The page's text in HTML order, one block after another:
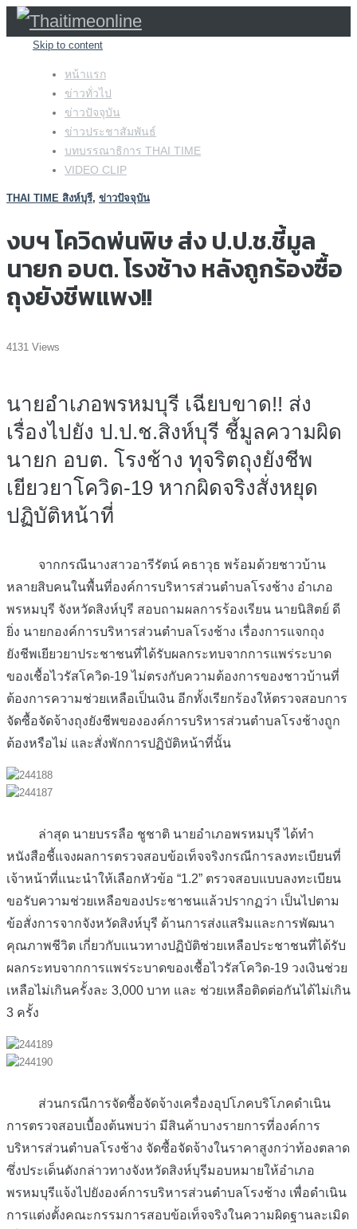
Skip to content
หน้าแรก
ข่าวทั่วไป
ข่าวปัจจุบัน
ข่าวประชาสัมพันธ์
บทบรรณาธิการ THAI TIME
VIDEO CLIP
THAI TIME สิงห์บุรี, ข่าวปัจจุบัน
งบฯ โควิดพ่นพิษ ส่ง ป.ป.ช.ชี้มูล
นายก อบต. โรงช้าง หลังถูกร้องซื้อ
ถุงยังชีพแพง!!
4131 Views
นายอำเภอพรหมบุรี เฉียบขาด!! ส่ง
เรื่องไปยัง ป.ป.ช.สิงห์บุรี ชี้มูลความผิด
นายก อบต. โรงช้าง ทุจริตถุงยังชีพ
เยียวยาโควิด-19 หากผิดจริงสั่งหยุด
ปฏิบัติหน้าที่
จากกรณีนางสาวอารีรัตน์ คธาวุธ พร้อมด้วยชาวบ้าน
หลายสิบคนในพื้นที่องค์การบริหารส่วนตำบลโรงช้าง อำเภอ
พรหมบุรี จังหวัดสิงห์บุรี สอบถามผลการร้องเรียน นายนิสิตย์ ดี
ยิ่ง นายกองค์การบริหารส่วนตำบลโรงช้าง เรื่องการแจกถุง
ยังชีพเยียวยาประชาชนที่ได้รับผลกระทบจากการแพร่ระบาด
ของเชื้อไวรัสโควิด-19 ไม่ตรงกับความต้องการของชาวบ้านที่
ต้องการความช่วยเหลือเป็นเงิน อีกทั้งเรียกร้องให้ตรวจสอบการ
จัดซื้อจัดจ้างถุงยังชีพขององค์การบริหารส่วนตำบลโรงช้างถูก
ต้องหรือไม่ และสั่งพักการปฏิบัติหน้าที่นั้น
ล่าสุด นายบรรลือ ชูชาติ นายอำเภอพรหมบุรี ได้ทำ
หนังสือชี้แจงผลการตรวจสอบข้อเท็จจริงกรณีการลงทะเบียนที่
เจ้าหน้าที่แนะนำให้เลือกหัวข้อ “1.2” ตรวจสอบแบบลงทะเบียน
ขอรับความช่วยเหลือของประชาชนแล้วปรากฏว่า เป็นไปตาม
ข้อสั่งการจากจังหวัดสิงห์บุรี ด้านการส่งแสริมและการพัฒนา
คุณภาพชีวิต เกี่ยวกับแนวทางปฏิบัติช่วยเหลือประชาชนที่ได้รับ
ผลกระทบจากการแพร่ระบาดของเชื้อไวรัสโควิด-19 วงเงินช่วย
เหลือไม่เกินครั้งละ 3,000 บาท และ ช่วยเหลือติดต่อกันได้ไม่เกิน
3 ครั้ง
ส่วนกรณีการจัดซื้อจัดจ้างเครื่องอุปโภคบริโภคดำเนิน
การตรวจสอบเบื้องต้นพบว่า มีสินค้าบางรายการที่องค์การ
บริหารส่วนตำบลโรงช้าง จัดซื้อจัดจ้างในราคาสูงกว่าท้องตลาด
ซึ่งประเด็นดังกล่าวทางจังหวัดสิงห์บุรีมอบหมายให้อำเภอ
พรหมบุรีแจ้งไปยังองค์การบริหารส่วนตำบลโรงช้าง เพื่อดำเนิน
การแต่งตั้งคณะกรรมการสอบข้อเท็จจริงในความผิดฐานละเมิด